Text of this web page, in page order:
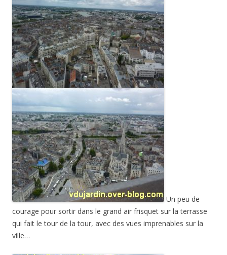
Un peu de
courage pour sortir dans le grand air frisquet sur la terrasse
qui fait le tour de la tour, avec des vues imprenables sur la
ville…